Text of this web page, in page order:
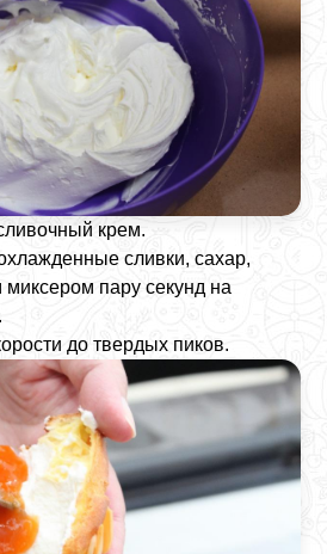
крем.
сливки, сахар,
пару секунд на
до твердых пиков.